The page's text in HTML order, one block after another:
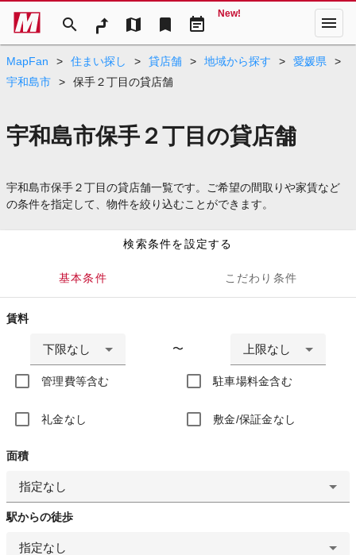
search map bookmark event_note
New! menu
MapFan > 住まい探し > 貸店舗 > 地域から探す > 愛媛県
>
宇和島市
> 保手２丁目の貸店舗
宇和島市保手２丁目の貸店舗
宇和島市保手２丁目の貸店舗一覧です。ご希望の間取りや家賃など
の条件を指定して、物件を絞り込むことができます。
検索条件を設定する
基本条件 こだわり条件
賃料
下限なし 〜 上限なし
管理費等含む 駐車場料金含む
礼金なし 敷金/保証金なし
面積
指定なし
駅からの徒歩
指定なし